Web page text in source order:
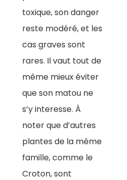
toxique, son danger
reste modéré, et les
cas graves sont
rares. Il vaut tout de
même mieux éviter
que son matou ne
s’y interesse. À
noter que d’autres
plantes de la même
famille, comme le
Croton, sont